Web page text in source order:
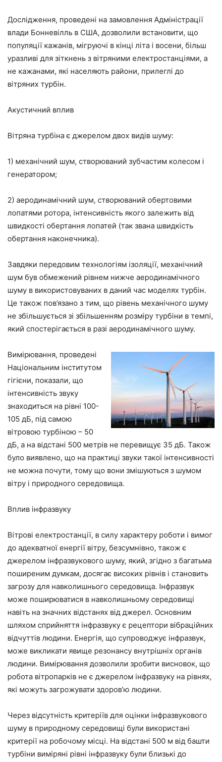
Дослідження, проведені на замовлення Адміністрації
влади Бонневілль в США, дозволили встановити, що
популяції кажанів, мігруючі в кінці літа і восени, більш
уразливі для зіткнень з вітряними електростанціями, а
не кажанами, які населяють райони, прилеглі до
вітряних турбін.
Акустичний вплив
Вітряна турбіна є джерелом двох видів шуму:
1) механічний шум, створюваний зубчастим колесом і
генератором;
2) аеродинамічний шум, створюваний обертовими
лопатями ротора, інтенсивність якого залежить від
швидкості обертання лопатей (так звана швидкість
обертання наконечника).
Завдяки передовим технологіям ізоляції, механічний
шум був обмежений рівнем нижче аеродинамічного
шуму в використовуваних в даний час моделях турбін.
Це також пов’язано з тим, що рівень механічного шуму
не збільшується зі збільшенням розміру турбіни в темпі,
який спостерігається в разі аеродинамічного шуму.
Вимірювання, проведені
Національним інститутом
гігієни, показали, що
інтенсивність звуку
знаходиться на рівні 100-
105 дБ, під самою
вітровою турбіною – 50
дБ, а на відстані 500 метрів не перевищує 35 дБ. Також
було виявлено, що на практиці звуки такої інтенсивності
не можна почути, тому що вони змішуються з шумом
вітру і природного середовища.
Вплив інфразвуку
Вітрові електростанції, в силу характеру роботи і вимог
до адекватної енергії вітру, безсумнівно, також є
джерелом інфразвукового шуму, який, згідно з багатьма
поширеним думкам, досягає високих рівнів і становить
загрозу для навколишнього середовища. Інфразвук
може поширюватися в навколишньому середовищі
навіть на значних відстанях від джерел. Основним
шляхом сприйняття інфразвуку є рецептори вібраційних
відчуттів людини. Енергія, що супроводжує інфразвук,
може викликати явище резонансу внутрішніх органів
людини. Вимірювання дозволили зробити висновок, що
робота вітропарків не є джерелом інфразвуку на рівнях,
які можуть загрожувати здоров’ю людини.
Через відсутність критеріїв для оцінки інфразвукового
шуму в природному середовищі були використані
критерії на робочому місці. На відстані 500 м від башти
турбіни виміряні рівні інфразвуку були близькі до